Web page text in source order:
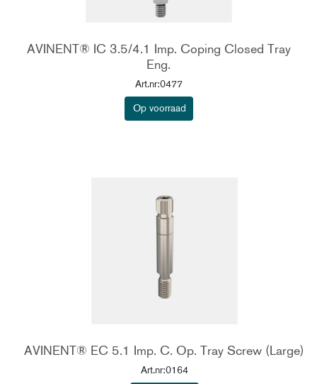
AVINENT® IC 3.5/4.1 Imp. Coping Closed Tray
Eng.
Art.nr:0477
Op voorraad
AVINENT® EC 5.1 Imp. C. Op. Tray Screw (Large)
Art.nr:0164